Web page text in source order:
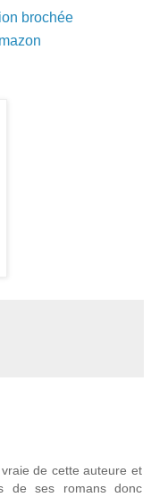
brochée
de cette auteure et
de ses romans donc